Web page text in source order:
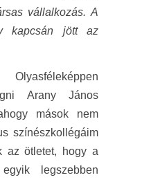
vállalkozás. A
kapcsán jött az
Olyasféleképpen
Arany János
mások nem
színészkollégáim
az ötletet, hogy a
legszebben